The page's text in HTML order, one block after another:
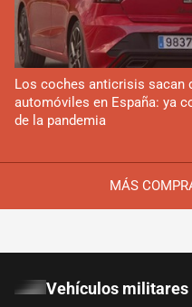
MÁS
Los coches anticrisis sacan
automóviles en España: ya
de la pandemia
Vehículos militares